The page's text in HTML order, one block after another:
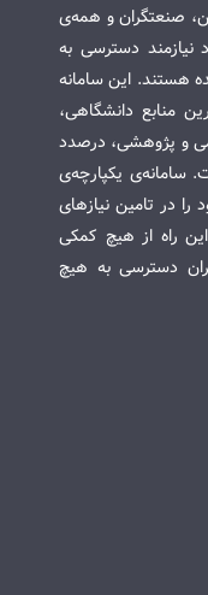
صنعتگران و همه‌ی
دسترسی به
هستند. این سامانه
منابع دانشگاهی،
و پژوهشی، درصدد
سامانه‌ی یکپارچه‌ی
را در تامین نیازهای
راه از هیچ کمکی
دسترسی به هیچ